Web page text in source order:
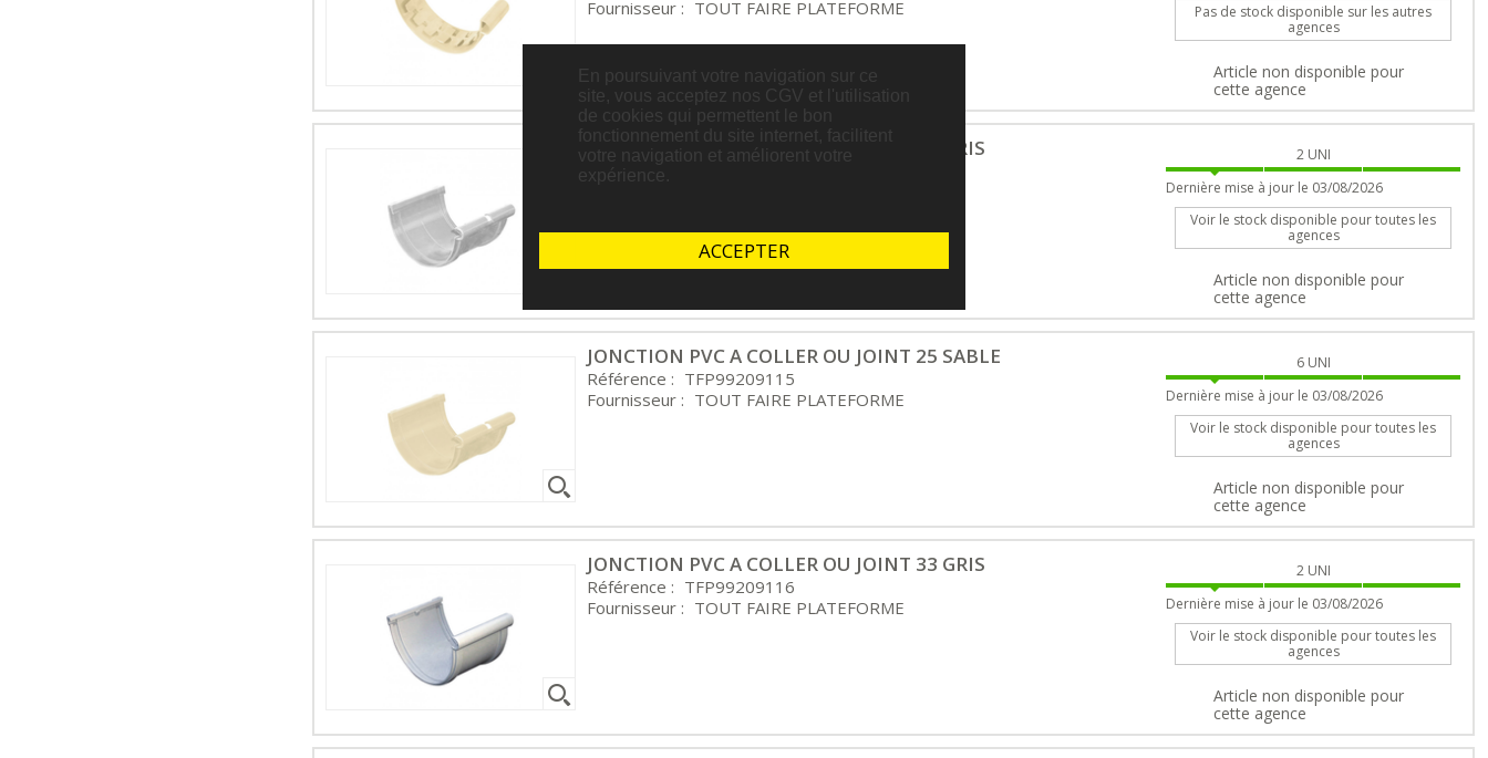
ACCEPTER
En poursuivant votre navigation sur ce
site, vous acceptez nos CGV et l'utilisation
de cookies qui permettent le bon
fonctionnement du site internet, facilitent
votre navigation et améliorent votre
expérience.
Fournisseur : TOUT FAIRE PLATEFORME
Pas de stock disponible sur les autres
agences
Article non disponible pour
cette agence
JONCTION PVC A COLLER OU JOINT 25 GRIS
GOUTTIERE
2 UNI
Dernière mise à jour le 03/08/2026
Voir le stock disponible pour toutes les
agences
Article non disponible pour
cette agence
JONCTION PVC A COLLER OU JOINT 25 SABLE
Référence : TFP99209115
Fournisseur : TOUT FAIRE PLATEFORME
6 UNI
Dernière mise à jour le 03/08/2026
Voir le stock disponible pour toutes les
agences
Article non disponible pour
cette agence
JONCTION PVC A COLLER OU JOINT 33 GRIS
Référence : TFP99209116
Fournisseur : TOUT FAIRE PLATEFORME
2 UNI
Dernière mise à jour le 03/08/2026
Voir le stock disponible pour toutes les
agences
Article non disponible pour
cette agence